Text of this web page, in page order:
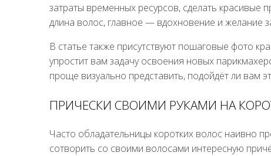
затраты временных ресурсов, сделать
длина волос, главное — вдохновение и желание
В статье также присутствуют пошаговые фото
упростит вам задачу освоения новых
проще визуально представить, подойдёт ли вам
ПРИЧЕСКИ СВОИМИ РУКАМИ НА
Часто обладательницы коротких волос наивно
сотворить со своими волосами интересную